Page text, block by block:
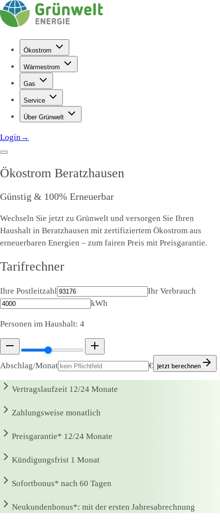
Ökostrom
Wärmestrom
Gas
Service
Über Grünwelt
Login→
Ökostrom Beratzhausen
Günstig & 100% Erneuerbar
Wechseln Sie jetzt zu Grünwelt und versorgen Sie Ihren
Haushalt in Beratzhausen mit zertifiziertem Ökostrom aus
erneuerbaren Energien – zum fairen Preis mit Preisgarantie.
Tarifrechner
Ihre Postleitzahl
Ihr Verbrauch
kWh
Personen im Haushalt: 4
Abschlag/Monat € Jetzt berechnen
Vertragslaufzeit 12/24 Monate
Zahlungsweise monatlich
Preisgarantie* 12/24 Monate
Kündigungsfrist 1 Monat
Sofortbonus* nach 60 Tagen
Neukundenbonus*: mit der ersten Jahresabrechnung